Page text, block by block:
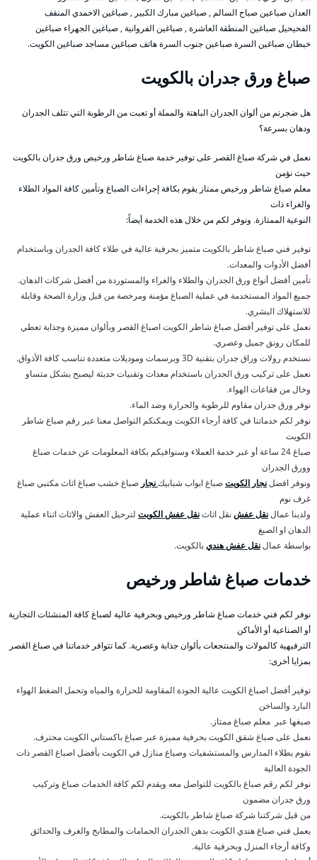
العدان صباعين صباح السالم , صباغين مبارك الكبير , صباغين الاحمدي المنقف
الفحيحيل صباغين المنطقة العاشرة , صباغين الفروانية , صباغين الجهراء صباغين
خيطان صباغين السرة صباعين جنوب السرة هاتف صباغين مساجد صباغين الكويت.
صباغ ورق جدران بالكويت
هل ضجرتم من ألوان الجدران الباهتة والمملة أو تعبت من الرطوبة التي تتلف الجدران
ودهان بسرعة؟
نعمل في شركة صباغ القصر على توفير خدمة صباغ شاطر ورخيص ورق جدران بالكويت
حيث نؤمن
معلم صباغ شاطر ورخيص ممتاز يقوم بكافة إجراءات الصباغ وتأمين كافة المواد الطلاء
والغراء ذات
النوعية الممتازة. ونوفر لكم من خلال هذه الخدمة أيضاً:
توفير فني صباغ شاطر بالكويت متميز بحرفية عالية في طلاء كافة الجدران وباستخدام
أفضل الأدوات والمعدات.
تأمين أفضل أنواع ورق الجدران والطلاء والغراء والمستوردة من أفضل شركات الدهان.
جميع المواد المستخدمة في عملية الصباغ مؤمنة ومرخصة من قبل وزارة الصحة وقابلة
للاستهلاك البشري.
نعمل على توفير أفضل صباغ شاطر الكويت اصباغ القصر وبألوان مميزة وجذابة تعطي
للمكان رونق جميل وعصري.
نستخدم رولات وراق جدران بتقنية 3D وبرسمات وموديلات متعددة تناسب كافة الأذواق.
نعمل على تركيب ورق الجدران باستخدام معدات وتقنيات حديثة ليصبح بشكل متساو
وخال من فقاعات الهواء.
نوفر ورق جدران مقاوم للرطوبة والحرارة وضد الماء.
نوفر لكم خدماتنا في كافة أرجاء الكويت ويمكنكم التواصل معنا عبر رقم صباغ شاطر
الكويت
صباغ 24 ساعة أو عبر خدمة العملاء وسنوافيكم بكافة المعلومات عن خدمات صباغ
وورق الجدران
ونوفر افضلنجار الكويتصباغ ابواب شبابيكنجار صباغ خشب صباغ اثاث مكتبي صباغ
غرف نوم
ولدينا عمالنقل عفشنقل اثاثنقل عفش الكويت لترحيل العفش والاثاث اثناء عملية
الدهان او الصبغ
بواسطة عمالنقل عفش هنديبالكويت.
خدمات صباغ شاطر ورخيص
نوفر لكم فني خدمات صباغ شاطر ورخيص وبحرفية عالية لصباغ كافة المنشئات التجارية
أو الصناعية أو الأماكن
الترفيهية كالمولات والمنتجعات بألوان جذابة وعصرية. كما تتوافر خدماتنا في صباغ القصر
بمزايا أخرى:
توفير أفضل اصباغ الكويت عالية الجودة المقاومة للحرارة والمياه وتحمل الضغط الهواء
البارد والساخن
صبغها عبر معلم صباغ ممتاز.
نعمل على صباغ شقق الكويت بحرفية مميزة عبر صباغ باكستاني الكويت محترف.
نقوم بطلاء المدارس والمستشفيات وصباغ منازل في الكويت بأفضل اصباغ القصر ذات
الجودة العالية
نوفر لكم رقم صباغ بالكويت للتواصل معه ويقدم لكم كافة الخدمات صباغ وتركيب
ورق جدران مضمون
من قبل شركتنا شركة صباغ شاطر بالكويت.
يعمل فني صباغ هندي الكويت بدهن الجدران الحمامات والمطابخ والغرف والحدائق
وكافة أرجاء المنزل وبحرفية عالية.